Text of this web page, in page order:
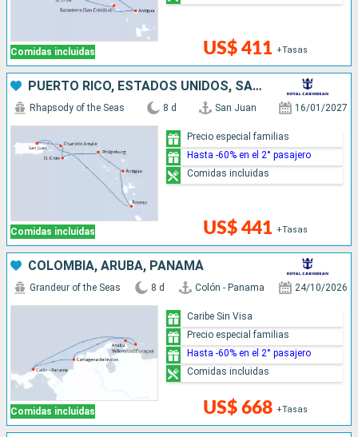
Comidas incluidas US$ 411 +Tasas
PUERTO RICO, ESTADOS UNIDOS, SAN MARTÍN, ANTIGUA Y BARBUDA, DOMINICA
Comidas incluidas
Rhapsody of the Seas 8 d San Juan 16/01/2027
US$ 441 +Tasas
Precio especial familias
Hasta -60% en el 2° pasajero
Comidas incluidas
COLOMBIA, ARUBA, PANAMÁ
Comidas incluidas
Grandeur of the Seas 8 d Colón - Panama 24/10/2026
US$ 668 +Tasas
Caribe Sin Visa
Precio especial familias
Hasta -60% en el 2° pasajero
Comidas incluidas